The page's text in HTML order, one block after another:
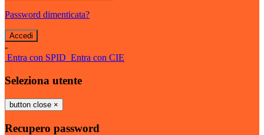
Password dimenticata?
-
Entra con SPID Entra con CIE
Seleziona utente
button close ×
Recupero password